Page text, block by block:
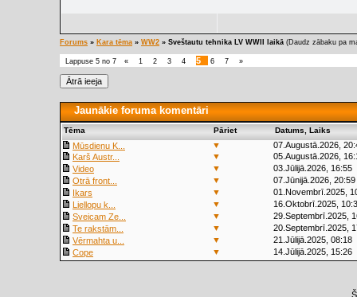
Forums » Kara tēma » WW2 » Sveštautu tehnika LV WWII laikā (Daudz zābaku pa
Lappuse 5 no 7 « 1 2 3 4 5 6 7 »
Jaunākie foruma komentāri
Tēma Pāriet Datums, Laiks
Mūsdienu K... ▼
07.Augustā.2026,
Karš Austr...
▼
05.Augustā.2026,
Video
▼
03.Jūlijā.2026, 16:55
Otrā front...
▼
07.Jūnijā.2026, 20:59
Ikars
▼
01.Novembrī.2025,
Liellopu k...
▼
16.Oktobrī.2025,
Sveicam Ze...
▼
29.Septembrī.2025,
Te rakstām...
▼
20.Septembrī.2025,
Vērmahta u...
▼
21.Jūlijā.2025, 08:18
Cope
▼ 14.Jūlijā.2025, 15:26